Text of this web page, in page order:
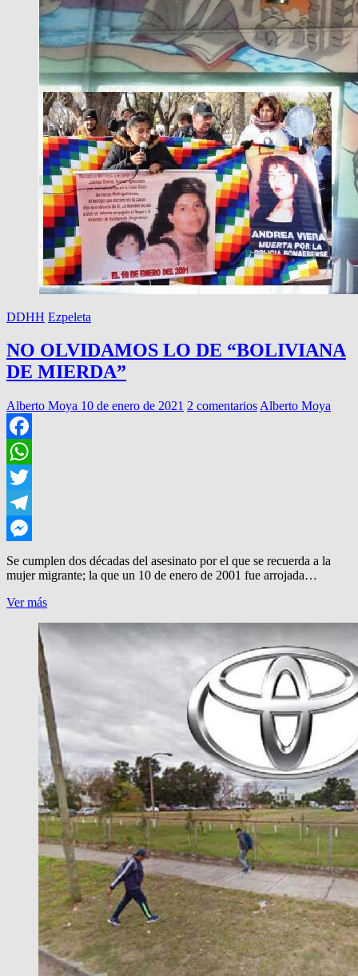
DDHH Ezpeleta
NO OLVIDAMOS LO DE “BOLIVIANA
DE MIERDA”
Alberto Moya 10 de enero de 2021 2 comentarios Alberto Moya
Facebook
WhatsApp
Twitter
Telegram
Messenger
Se cumplen dos décadas del asesinato por el que se recuerda a la
mujer migrante; la que un 10 de enero de 2001 fue arrojada…
Ver másNO
LO
“BOLIVIANA
DE
MIERDA”